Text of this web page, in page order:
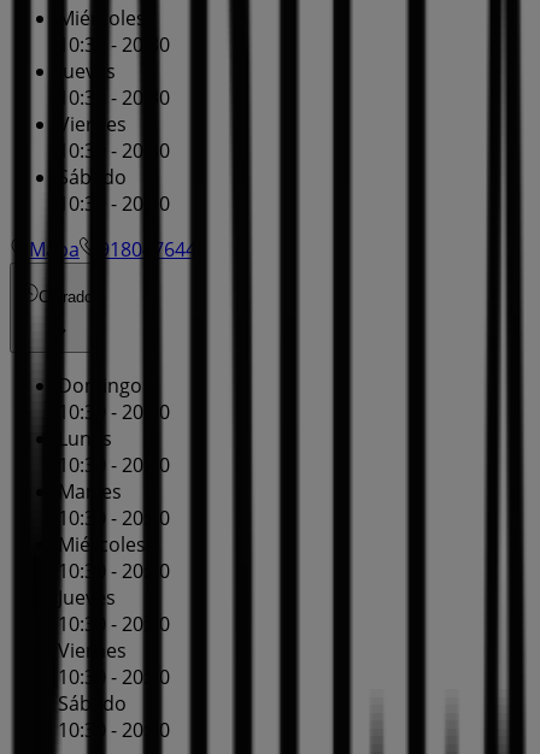
Miércoles
10:30 - 20:30
Jueves
10:30 - 20:30
Viernes
10:30 - 20:30
Sábado
10:30 - 20:30
Mapa
918047644
Cerrado
Domingo
10:30 - 20:30
Lunes
10:30 - 20:30
Martes
10:30 - 20:30
Miércoles
10:30 - 20:30
Jueves
10:30 - 20:30
Viernes
10:30 - 20:30
Sábado
10:30 - 20:30